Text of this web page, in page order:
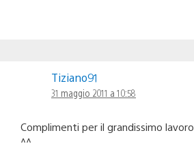
Tiziano91
31 maggio 2011 a 10:58
Complimenti per il grandissimo
^^